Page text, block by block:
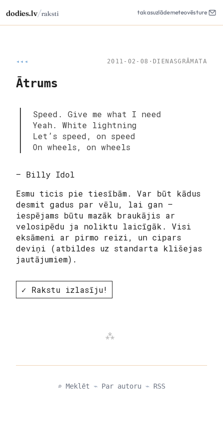
dodies.lv/raksti takasuzlādemeteovēsture
◂◂◂ 2011-02-08 · DIENASGRĀMATA
Ātrums
Speed. Give me what I need
Yeah. White lightning
Let’s speed, on speed
On wheels, on wheels
— Billy Idol
Esmu ticis pie tiesībām. Var būt kādus
desmit gadus par vēlu, lai gan –
iespējams būtu mazāk braukājis ar
velosipēdu ja noliktu laicīgāk. Visi
eksāmeni ar pirmo reizi, un cipars
deviņi (atbildes uz standarta klišejas
jautājumiem).
✓ Rakstu izlasīju!
⌕ Meklēt ⌁ Par autoru ⌁ RSS